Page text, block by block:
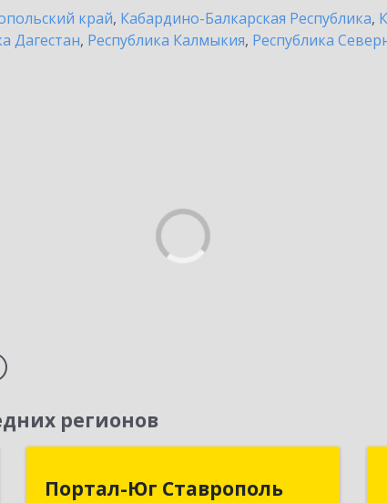
край, Кабардино-Балкарская Республика,
Дагестан, Республика Калмыкия, Республика
регионов
Портал-Юг Ставрополь